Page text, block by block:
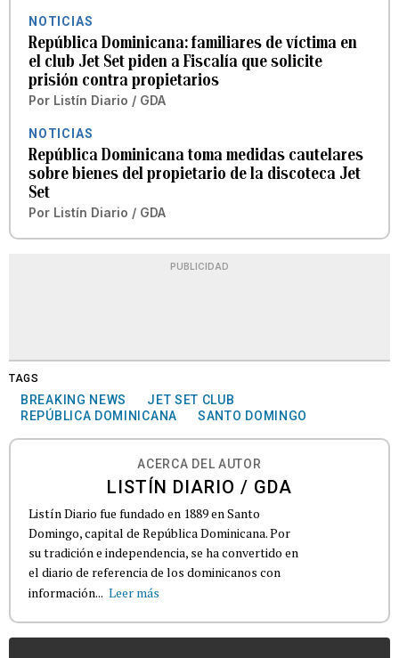
NOTICIAS
República Dominicana: familiares de víctima en
el club Jet Set piden a Fiscalía que solicite
prisión contra propietarios
Por Listín Diario / GDA
NOTICIAS
República Dominicana toma medidas cautelares
sobre bienes del propietario de la discoteca Jet
Set
Por Listín Diario / GDA
PUBLICIDAD
TAGS
BREAKING NEWS
JET SET CLUB
REPÚBLICA DOMINICANA
SANTO DOMINGO
ACERCA DEL AUTOR
LISTÍN DIARIO / GDA
Listín Diario fue fundado en 1889 en Santo
Domingo, capital de República Dominicana. Por
su tradición e independencia, se ha convertido en
el diario de referencia de los dominicanos con
información... Leer más